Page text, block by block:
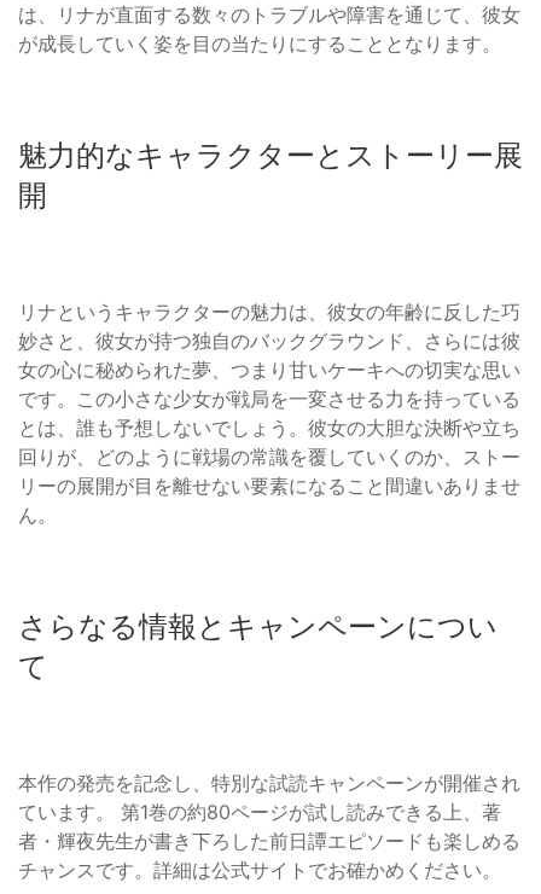
は、リナが直面する数々のトラブルや障害を通じて、彼女
が成長していく姿を目の当たりにすることとなります。
魅力的なキャラクターとストーリー展
開
リナというキャラクターの魅力は、彼女の年齢に反した巧
妙さと、彼女が持つ独自のバックグラウンド、さらには彼
女の心に秘められた夢、つまり甘いケーキへの切実な思い
です。この小さな少女が戦局を一変させる力を持っている
とは、誰も予想しないでしょう。彼女の大胆な決断や立ち
回りが、どのように戦場の常識を覆していくのか、ストー
リーの展開が目を離せない要素になること間違いありませ
ん。
さらなる情報とキャンペーンについ
て
本作の発売を記念し、特別な試読キャンペーンが開催され
ています。 第1巻の約80ページが試し読みできる上、著
者・輝夜先生が書き下ろした前日譚エピソードも楽しめる
チャンスです。詳細は公式サイトでお確かめください。